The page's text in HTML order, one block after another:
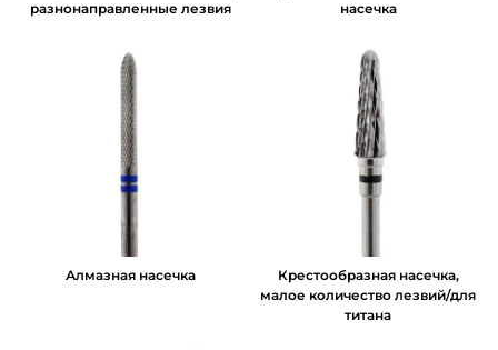
разнонаправленные лезвия
насечка
Алмазная насечка
Крестообразная насечка,
малое количество лезвий/для
титана